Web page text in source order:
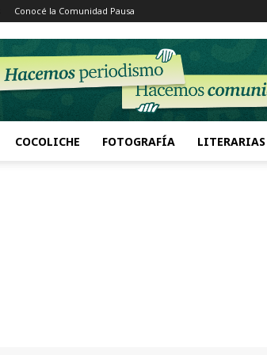
Conocé la Comunidad Pausa
COCOLICHE FOTOGRAFÍA LITERARIAS